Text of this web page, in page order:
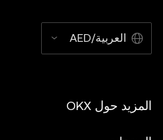
العربية/AED
المزيد حول OKX